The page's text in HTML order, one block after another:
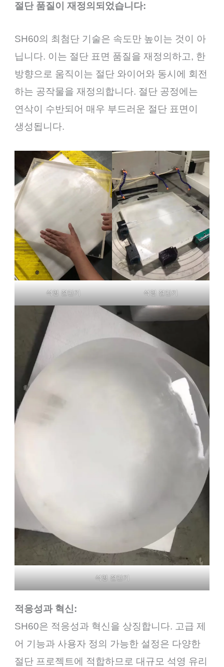
절단 품질이 재정의되었습니다:
SH60의 최첨단 기술은 속도만 높이는 것이 아
닙니다. 이는 절단 표면 품질을 재정의하고, 한
방향으로 움직이는 절단 와이어와 동시에 회전
하는 공작물을 재정의합니다. 절단 공정에는
연삭이 수반되어 매우 부드러운 절단 표면이
생성됩니다.
석영 절단기 석영 절단기
석영 절단기
적응성과 혁신:
SH60은 적응성과 혁신을 상징합니다. 고급 제
어 기능과 사용자 정의 가능한 설정은 다양한
절단 프로젝트에 적합하므로 대규모 석영 유리